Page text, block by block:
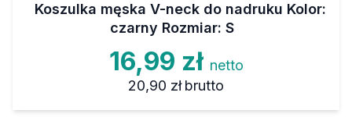
Koszulka męska V-neck do nadruku Kolor:
czarny Rozmiar: S
16,99 zł netto
20,90 zł brutto